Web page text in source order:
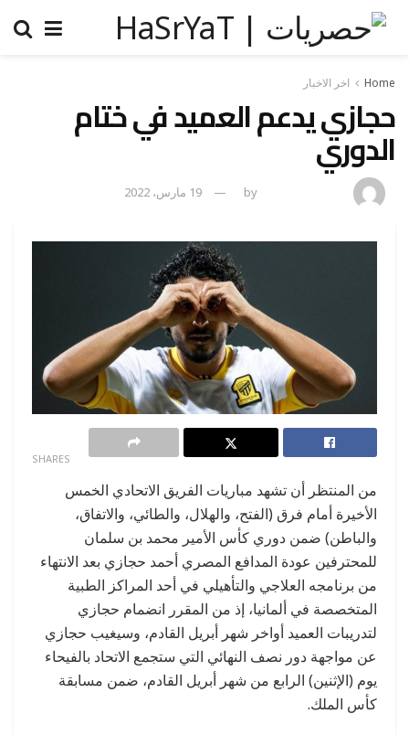
Home اخر الاخبار
حجازي يدعم العميد في ختام
الدوري
by 19 مارس، 2022
SHARES
من المنتظر أن تشهد مباريات الفريق الاتحادي الخمس
الأخيرة أمام فرق (الفتح، والهلال، والطائي، والاتفاق،
والباطن) ضمن دوري كأس الأمير محمد بن سلمان
للمحترفين عودة المدافع المصري أحمد حجازي بعد الانتهاء
من برنامجه العلاجي والتأهيلي في أحد المراكز الطبية
المتخصصة في ألمانيا، إذ من المقرر انضمام حجازي
لتدريبات العميد أواخر شهر أبريل القادم، وسيغيب حجازي
عن مواجهة دور نصف النهائي التي ستجمع الاتحاد بالفيحاء
يوم (الإثنين) الرابع من شهر أبريل القادم، ضمن مسابقة
كأس الملك.